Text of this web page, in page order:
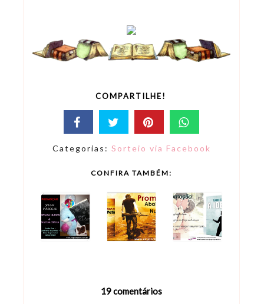
COMPARTILHE!
Categorias: Sorteio via Facebook
CONFIRA TAMBÉM:
19 comentários